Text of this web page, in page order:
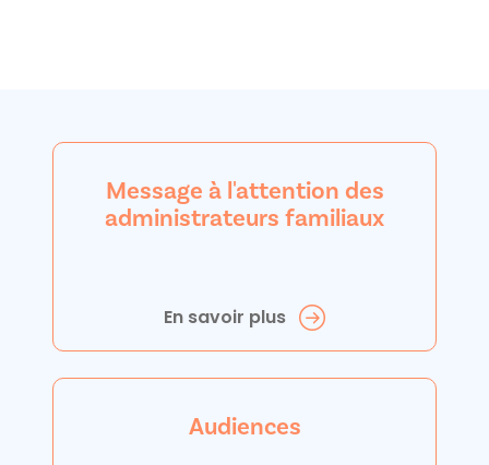
Message à l'attention des
administrateurs familiaux
En savoir plus
Audiences